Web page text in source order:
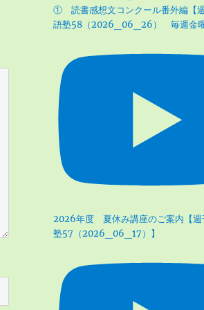
① 読書感想文コンクール番外編【
語塾58（2026_06_26） 毎週金曜
2026年度 夏休み講座のご案内【週
塾57（2026_06_17）】